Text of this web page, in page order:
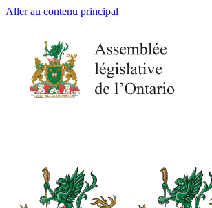
Aller au contenu principal